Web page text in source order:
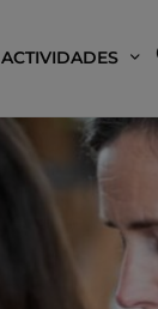
ACTIVIDADES